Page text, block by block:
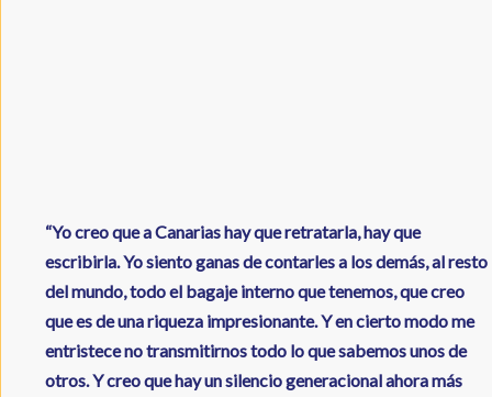
“Yo creo que a Canarias hay que retratarla, hay que
escribirla. Yo siento ganas de contarles a los demás, al resto
del mundo, todo el bagaje interno que tenemos, que creo
que es de una riqueza impresionante. Y en cierto modo me
entristece no transmitirnos todo lo que sabemos unos de
otros. Y creo que hay un silencio generacional ahora más